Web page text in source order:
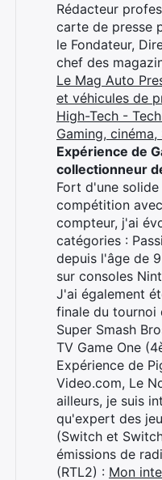
Rédacteur
carte de presse
le Fondateur,
chef des
Le Mag Auto
et véhicules de
High-Tech -
Gaming,
Expérience de
collectionneur
Fort d'une
compétition
compteur, j'ai
catégories :
depuis l'âge de
sur consoles
J'ai également
finale du tournoi
Super Smash
TV Game One
Expérience de
Video.com, Le
ailleurs, je suis
qu'expert des
(Switch et
émissions de
(RTL2) : Mon
Rechercher
: